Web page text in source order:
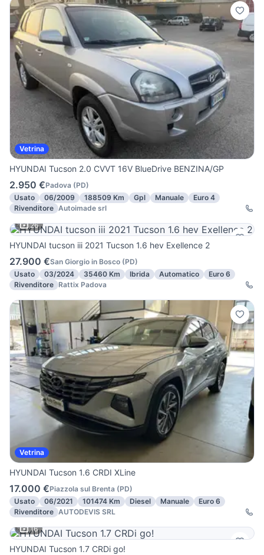
Vetrina
HYUNDAI Tucson 2.0 CVVT 16V BlueDrive BENZINA/GP
2.950 €Padova (PD)
Usato
06/2009 188509 Km Gpl Manuale
Euro 4
Rivenditore Autoimade srl
26
HYUNDAI tucson iii 2021 Tucson 1.6 hev Exellence 2
27.900 €San Giorgio in Bosco (PD)
Usato
03/2024 35460 Km Ibrida Automatico
Euro 6
Rivenditore Rattix Padova
Vetrina
HYUNDAI Tucson 1.6 CRDI XLine
17.000 €Piazzola sul Brenta (PD)
Usato
06/2021 101474 Km Diesel Manuale
Euro 6
Rivenditore AUTODEVIS SRL
16
HYUNDAI Tucson 1.7 CRDi go!